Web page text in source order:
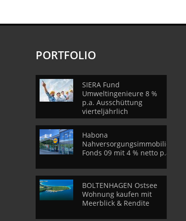
PORTFOLIO
SIERA Fund
Umweltingenieure 8 %
p.a. Ausschüttung
vierteljährlich
Habona
Nahversorgungsimmobilien
Fonds 09 mit 4 % netto p.a.
BOLTENHAGEN Ostsee
Wohnung kaufen mit
Meerblick & Rendite